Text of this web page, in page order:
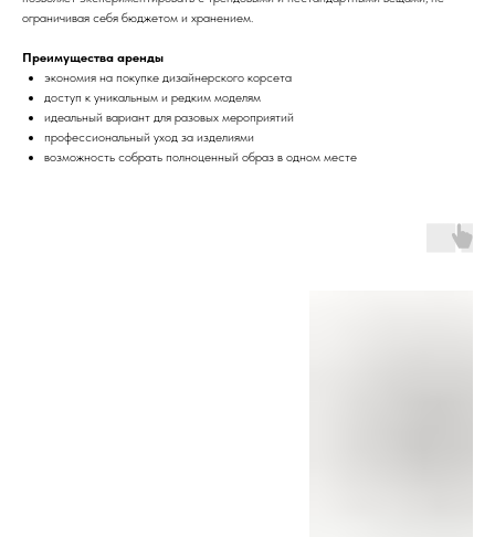
ограничивая себя бюджетом и хранением.
Преимущества аренды
экономия на покупке дизайнерского корсета
доступ к уникальным и редким моделям
идеальный вариант для разовых мероприятий
профессиональный уход за изделиями
возможность собрать полноценный образ в одном месте